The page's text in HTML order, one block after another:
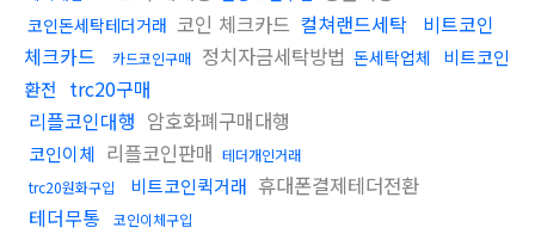
코인돈세탁테더거래 코인 체크카드 컬쳐랜드세탁 비트코인
체크카드
카드코인구매 정치자금세탁방법 돈세탁업체 비트코인
환전
trc20구매
리플코인대행 암호화폐구매대행
코인이체 리플코인판매 테더개인거래
trc20원화구입
비트코인퀵거래 휴대폰결제테더전환
테더무통
코인이체구입